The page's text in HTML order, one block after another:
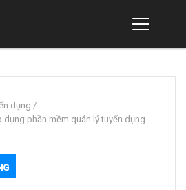
dụng /
dụng phần mềm quản lý tuyển dụng